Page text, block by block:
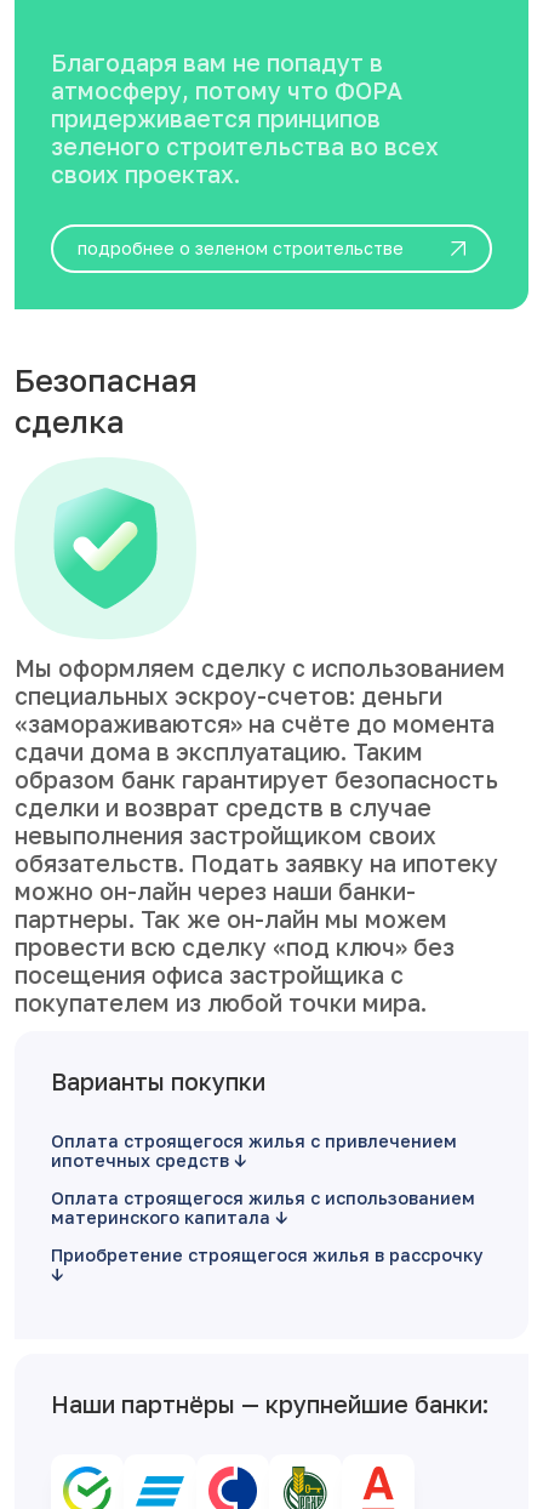
Благодаря вам не попадут в
атмосферу, потому что ФОРА
придерживается принципов
зеленого строительства во всех
своих проектах.
подробнее о зеленом строительстве
Безопасная
сделка
Мы оформляем сделку с использованием
специальных эскроу-счетов: деньги
«замораживаются» на счёте до момента
сдачи дома в эксплуатацию. Таким
образом банк гарантирует безопасность
сделки и возврат средств в случае
невыполнения застройщиком своих
обязательств. Подать заявку на ипотеку
можно он-лайн через наши банки-
партнеры. Так же он-лайн мы можем
провести всю сделку «под ключ» без
посещения офиса застройщика с
покупателем из любой точки мира.
Варианты покупки
Оплата строящегося жилья с привлечением
ипотечных средств
Оплата строящегося жилья с использованием
материнского капитала
Приобретение строящегося жилья в рассрочку
Наши партнёры — крупнейшие банки: